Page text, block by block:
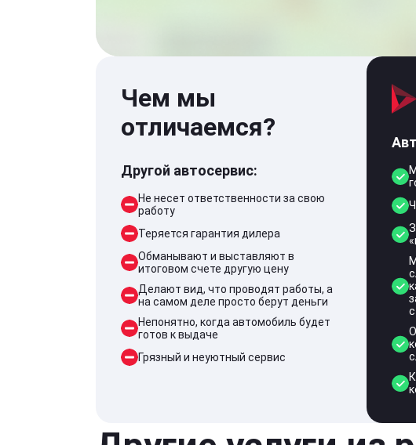
Чем мы
отличаемся?
Другой автосервис:
Не несет ответственности за свою
работу
Теряется гарантия дилера
Обманывают и выставляют в
итоговом счете другую цену
Делают вид, что проводят работы, а
на самом деле просто берут деньги
Непонятно, когда автомобиль будет
готов к выдаче
Грязный и неуютный сервис